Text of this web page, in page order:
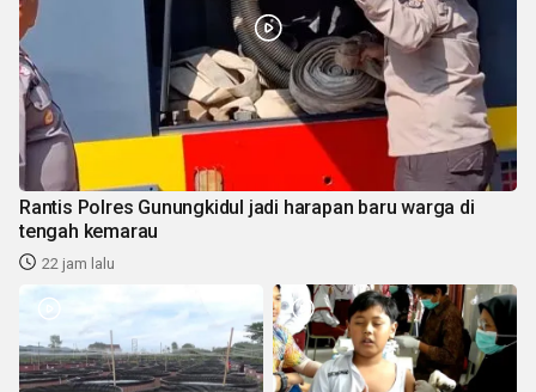
Rantis Polres Gunungkidul jadi harapan baru warga di
tengah kemarau
22 jam lalu